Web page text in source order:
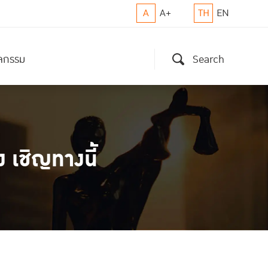
A A+ TH EN
รรม Search
เชิญทางนี้